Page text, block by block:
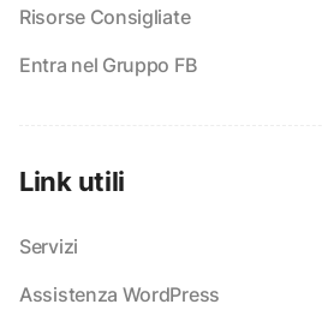
Risorse Consigliate
Entra nel Gruppo FB
Link utili
Servizi
Assistenza WordPress